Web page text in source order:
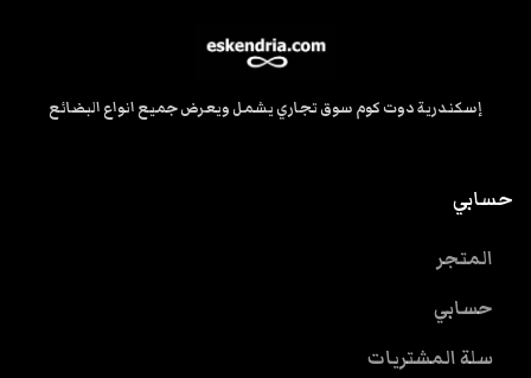
إسكندرية دوت كوم سوق تجاري يشمل ويعرض جميع انواع البضائع
حسابي
المتجر
حسابي
سلة المشتريات